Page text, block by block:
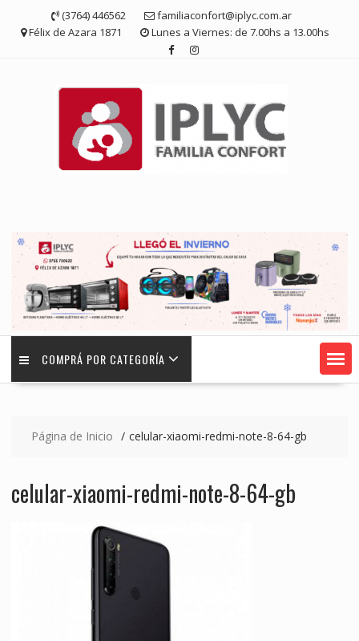
contenido
(3764) 446562
familiaconfort@iplyc.com.ar
Félix de Azara 1871
Lunes a Viernes: de 7.00hs a 13.00hs
COMPRÁ POR CATEGORÍA
Página de Inicio celular-xiaomi-redmi-note-8-64-gb
celular-xiaomi-redmi-note-8-64-gb